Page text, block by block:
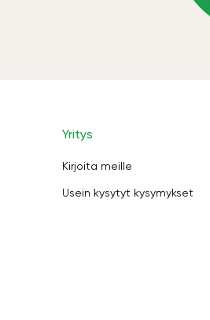
Yritys
Kirjoita meille
Usein kysytyt kysymykset